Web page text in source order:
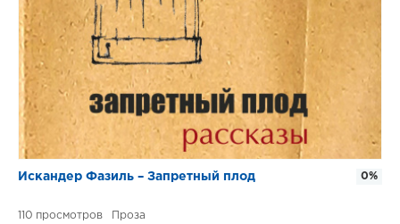
Искандер Фазиль – Запретный плод
110 Проза
0%